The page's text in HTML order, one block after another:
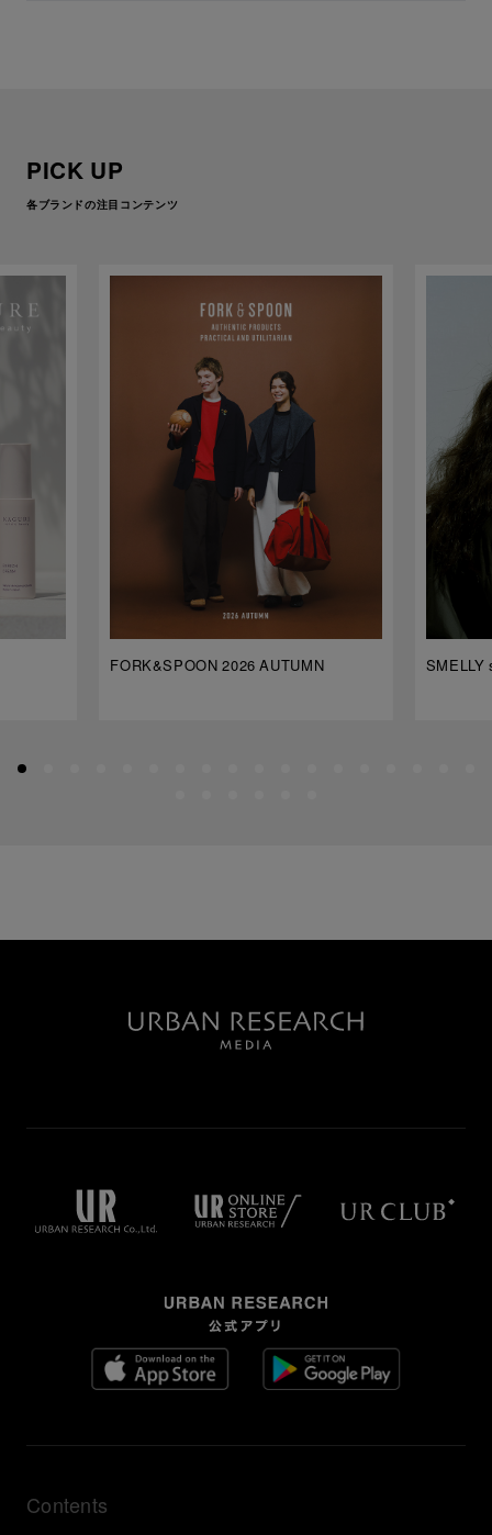
PICK UP
各ブランドの注目コンテンツ
FORK&SPOON 2026 AUTUMN SMELLY
Contents